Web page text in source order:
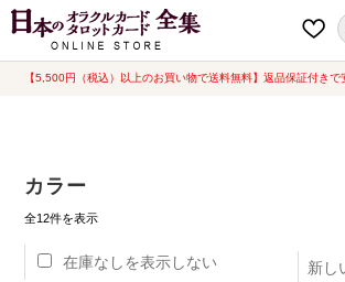
【5,500円（税込）以上のお買い物で送料無料】返品保証付きで
ナ
コ
オラクルカード
ルノルマンカード
トランプ
セット
ホーム “カラー”にタグ付けされた商品
カラー
全12件を表示新
い
順
在庫なしを表示しない